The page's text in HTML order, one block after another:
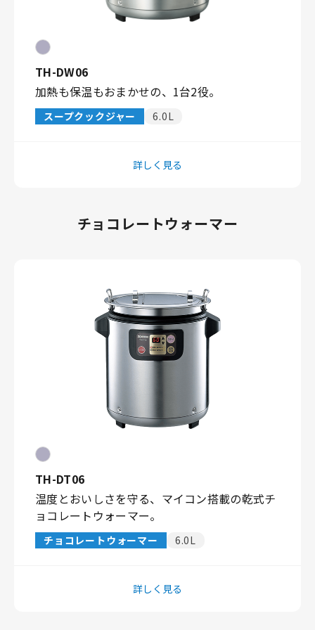
TH-DW06
加熱も保温もおまかせの、1台2役。
スープクックジャー 6.0L
詳しく見る
チョコレートウォーマー
TH-DT06
温度とおいしさを守る、マイコン搭載の乾式チ
ョコレートウォーマー。
チョコレートウォーマー 6.0L
詳しく見る